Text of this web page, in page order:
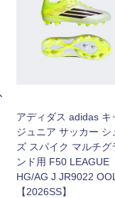
アディダス adidas キ
ジュニア サッカー シ
ズ スパイク マルチグ
ンド用 F50 LEAGUE
HG/AG J JR9022
【2026SS】